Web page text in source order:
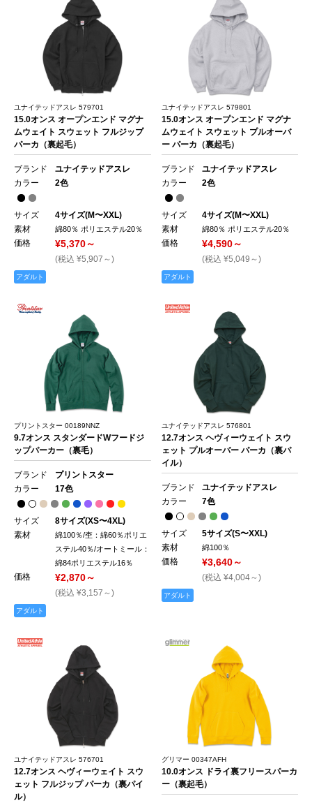
ユナイテッドアスレ 579701
15.0オンス オープンエンド マグナ
ムウェイト スウェット フルジップ
パーカ（裏起毛）
ブランド
ユナイテッドアスレ
カラー
2色
サイズ
4サイズ(M〜XXL)
素材
綿80％ ポリエステル20％
価格 ¥5,370～
(税込 ¥5,907～)
アダルト
ユナイテッドアスレ 579801
15.0オンス オープンエンド マグナ
ムウェイト スウェット プルオーバ
ー パーカ（裏起毛）
ブランド
ユナイテッドアスレ
カラー
2色
サイズ
4サイズ(M〜XXL)
素材
綿80％ ポリエステル20％
価格 ¥4,590～
(税込 ¥5,049～)
アダルト
プリントスター 00189NNZ
9.7オンス スタンダードWフードジ
ップパーカー（裏毛）
ブランド
プリントスター
カラー
17色
サイズ
8サイズ(XS〜4XL)
素材
綿100％/杢：綿60％ポリエ
ステル40％/オートミール：
綿84ポリエステル16％
価格 ¥2,870～
(税込 ¥3,157～)
アダルト
ユナイテッドアスレ 576801
12.7オンス ヘヴィーウェイト スウ
ェット プルオーバー パーカ（裏パ
イル）
ブランド
ユナイテッドアスレ
カラー
7色
サイズ
5サイズ(S〜XXL)
素材
綿100％
価格 ¥3,640～
(税込 ¥4,004～)
アダルト
ユナイテッドアスレ 576701
12.7オンス ヘヴィーウェイト スウ
ェット フルジップ パーカ（裏パイ
ル）
グリマー 00347AFH
10.0オンス ドライ裏フリースパーカ
ー（裏起毛）